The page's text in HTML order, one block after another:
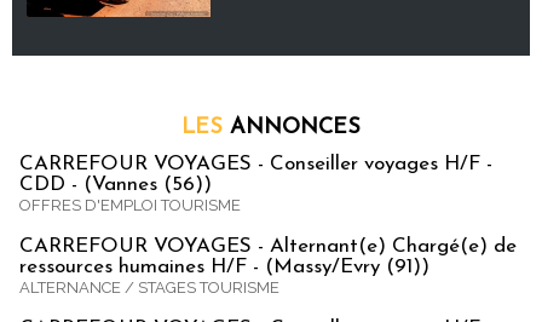
LES ANNONCES
CARREFOUR VOYAGES - Conseiller voyages H/F -
CDD - (Vannes (56))
OFFRES D'EMPLOI TOURISME
CARREFOUR VOYAGES - Alternant(e) Chargé(e) de
ressources humaines H/F - (Massy/Evry (91))
ALTERNANCE / STAGES TOURISME